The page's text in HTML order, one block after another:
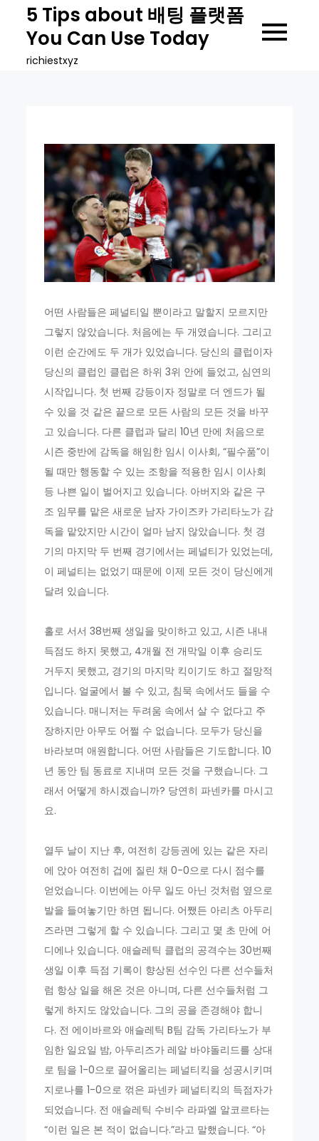
content
5 Tips about 배팅 플랫폼
You Can Use Today
richiestxyz
어떤 사람들은 페널티일 뿐이라고 말할지 모르지만
그렇지 않았습니다. 처음에는 두 개였습니다. 그리고
이런 순간에도 두 개가 있었습니다. 당신의 클럽이자
당신의 클럽인 클럽은 하위 3위 안에 들었고, 심연의
시작입니다. 첫 번째 강등이자 정말로 더 엔드가 될
수 있을 것 같은 끝으로 모든 사람의 모든 것을 바꾸
고 있습니다. 다른 클럽과 달리 10년 만에 처음으로
시즌 중반에 감독을 해임한 임시 이사회, “필수품”이
될 때만 행동할 수 있는 조항을 적용한 임시 이사회
등 나쁜 일이 벌어지고 있습니다. 아버지와 같은 구
조 임무를 맡은 새로운 남자 가이즈카 가리타노가 감
독을 맡았지만 시간이 얼마 남지 않았습니다. 첫 경
기의 마지막 두 번째 경기에서는 페널티가 있었는데,
이 페널티는 없었기 때문에 이제 모든 것이 당신에게
달려 있습니다.
홀로 서서 38번째 생일을 맞이하고 있고, 시즌 내내
득점도 하지 못했고, 4개월 전 개막일 이후 승리도
거두지 못했고, 경기의 마지막 킥이기도 하고 절망적
입니다. 얼굴에서 볼 수 있고, 침묵 속에서도 들을 수
있습니다. 매니저는 두려움 속에서 살 수 없다고 주
장하지만 아무도 어쩔 수 없습니다. 모두가 당신을
바라보며 애원합니다. 어떤 사람들은 기도합니다. 10
년 동안 팀 동료로 지내며 모든 것을 구했습니다. 그
래서 어떻게 하시겠습니까? 당연히 파넨카를 마시고
요.
열두 날이 지난 후, 여전히 강등권에 있는 같은 자리
에 앉아 여전히 겁에 질린 채 0-0으로 다시 점수를
얻었습니다. 이번에는 아무 일도 아닌 것처럼 옆으로
발을 들여놓기만 하면 됩니다. 어쨌든 아리츠 아두리
즈라면 그렇게 할 수 있습니다. 그리고 몇 초 만에 어
디에나 있습니다. 애슬레틱 클럽의 공격수는 30번째
생일 이후 득점 기록이 향상된 선수인 다른 선수들처
럼 항상 일을 해온 것은 아니며, 다른 선수들처럼 그
렇게 하지도 않았습니다. 그의 공을 존경해야 합니
다. 전 에이바르와 애슬레틱 B팀 감독 가리타노가 부
임한 일요일 밤, 아두리즈가 레알 바야돌리드를 상대
로 팀을 1-0으로 끌어올리는 페널티킥을 성공시키며
지로나를 1-0으로 꺾은 파넨카 페널티킥의 득점자가
되었습니다. 전 애슬레틱 수비수 라파엘 알코르타는
“이런 일은 본 적이 없습니다.”라고 말했습니다. “아